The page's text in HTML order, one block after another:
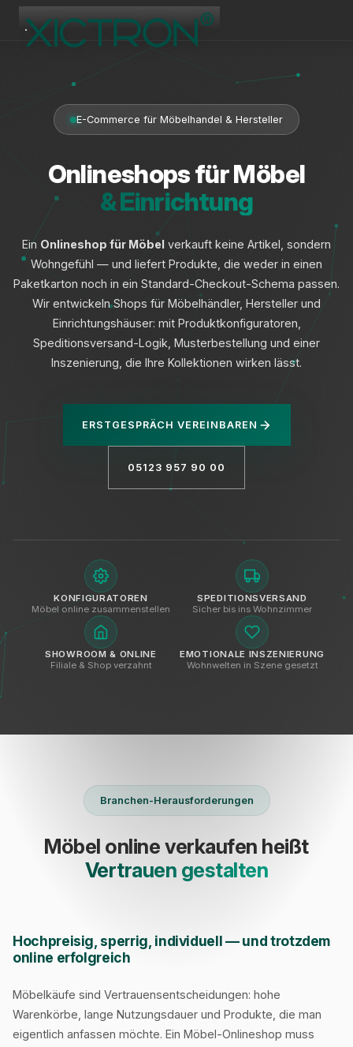
E-Commerce für Möbelhandel & Hersteller
Onlineshops für Möbel
& Einrichtung
Ein Onlineshop für Möbel verkauft keine Artikel, sondern
Wohngefühl — und liefert Produkte, die weder in einen
Paketkarton noch in ein Standard-Checkout-Schema passen.
Wir entwickeln Shops für Möbelhändler, Hersteller und
Einrichtungshäuser: mit Produktkonfiguratoren,
Speditionsversand-Logik, Musterbestellung und einer
Inszenierung, die Ihre Kollektionen wirken lässt.
ERSTGESPRÄCH VEREINBAREN
05123 957 90 00
KONFIGURATOREN
Möbel online zusammenstellen
SPEDITIONSVERSAND
Sicher bis ins Wohnzimmer
SHOWROOM & ONLINE
Filiale & Shop verzahnt
EMOTIONALE INSZENIERUNG
Wohnwelten in Szene gesetzt
Branchen-Herausforderungen
Möbel online verkaufen heißt
Vertrauen gestalten
Hochpreisig, sperrig, individuell — und trotzdem
online erfolgreich
Möbelkäufe sind Vertrauensentscheidungen: hohe
Warenkörbe, lange Nutzungsdauer und Produkte, die man
eigentlich anfassen möchte. Ein Möbel-Onlineshop muss
XICTRON